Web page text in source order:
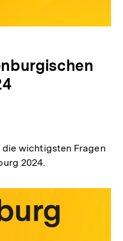
wichtigsten Fragen
2024.